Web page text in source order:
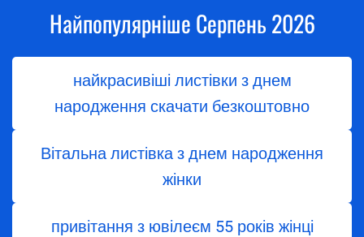
Найпопулярніше Серпень 2026
найкрасивіші листівки з днем
народження скачати безкоштовно
Вітальна листівка з днем народження
жінки
привітання з ювілеєм 55 років жінці